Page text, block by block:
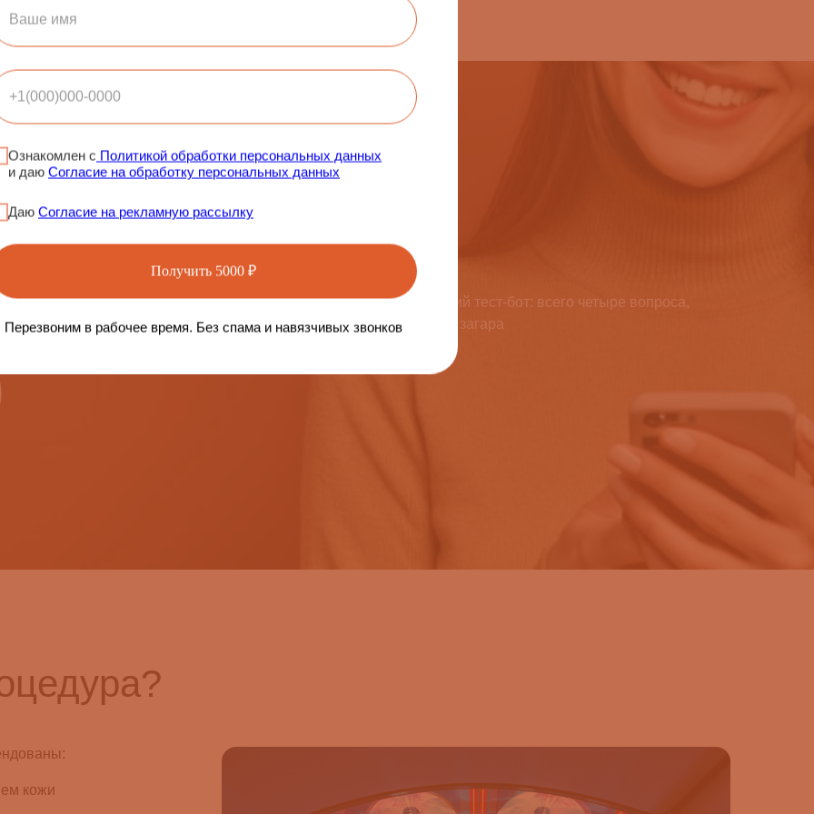
и получите
в загаре без мифов и лишних советов. Мы сделали короткий тест-бот: всего четыре вопроса,
по времени сеанса, типу солярия и интенсивности загара
кожи
Ознакомлен с Политикой обработки персональных данных
и даю Согласие на обработку персональных данных
Даю Согласие на рекламную рассылку
Получить 5000 ₽
Перезвоним в рабочее время. Без спама и навязчивых звонков